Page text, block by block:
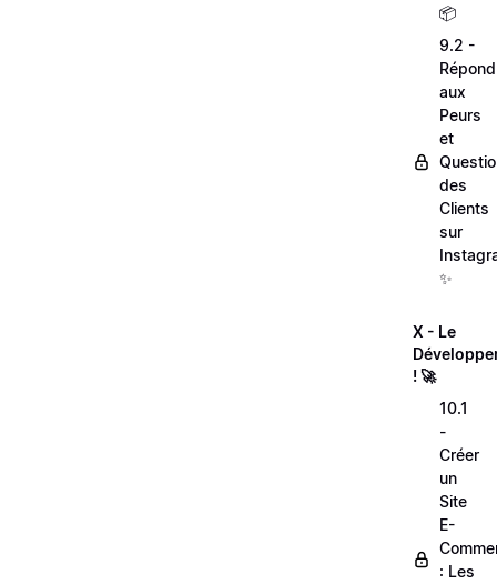
📦
9.2 -
aux
Peurs
et
des
Clients
sur
✨
X - Le
! 🚀
10.1
-
Créer
un
Site
E-
: Les